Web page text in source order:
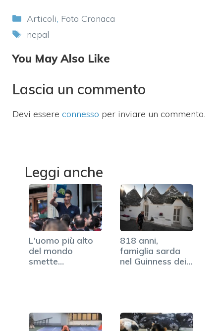
Categorie
Articoli, Foto Cronaca
Tag
nepal
You May Also Like
Lascia un commento
Devi essere connesso per inviare un commento.
Leggi anche
L'uomo più alto
del mondo
smette
818 anni,
famiglia sarda
nel Guinness dei